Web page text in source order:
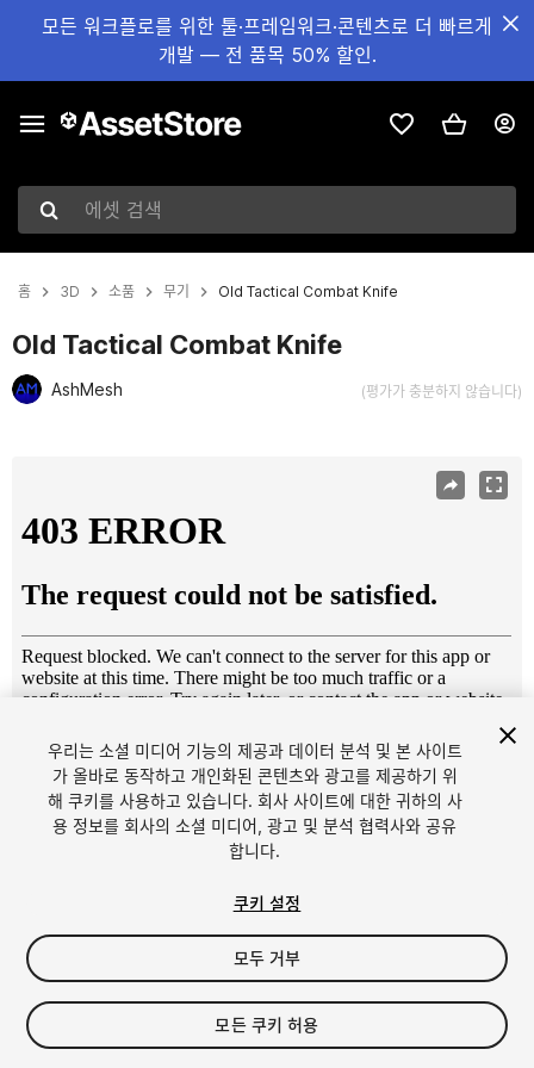
모든 워크플로를 위한 툴·프레임워크·콘텐츠로 더 빠르게
개발 — 전 품목 50% 할인.
에셋 검색
홈 3D 소품 무기 Old Tactical Combat Knife
Old Tactical Combat Knife
AshMesh (평가가 충분하지 않습니다)
1/18
$6
세금/부가세는 결제 시 반영됩니다.
우리는 소셜 미디어 기능의 제공과 데이터 분석 및 본 사이트
가 올바로 동작하고 개인화된 콘텐츠와 광고를 제공하기 위
해 쿠키를 사용하고 있습니다. 회사 사이트에 대한 귀하의 사
용 정보를 회사의 소셜 미디어, 광고 및 분석 협력사와 공유
합니다.
쿠키 설정
모두 거부
모든 쿠키 허용